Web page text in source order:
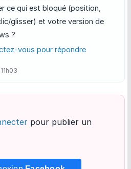
ce qui est bloqué (position,
glisser) et votre version de
?
vous pour répondre
pour publier un